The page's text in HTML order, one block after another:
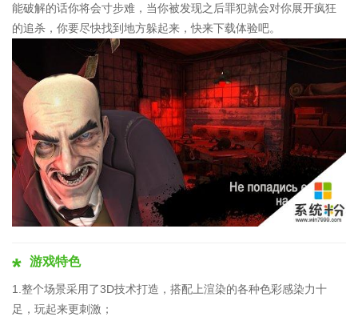
能破解的话你将会寸步难，当你被发现之后罪犯就会对你展开疯狂
的追杀，你要尽快找到地方躲起来，快来下载体验吧。
游戏特色
1.整个场景采用了3D技术打造，搭配上渲染的各种色彩感染力十
足，玩起来更刺激；